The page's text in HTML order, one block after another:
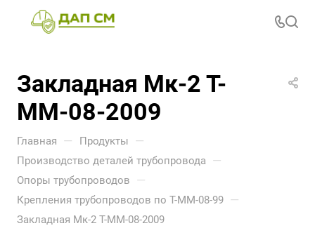
Закладная Мк-2 Т-
ММ-08-2009
Главная — Продукты —
Производство деталей трубопровода —
Опоры трубопроводов —
Крепления трубопроводов по Т-ММ-08-99 —
Закладная Мк-2 Т-ММ-08-2009